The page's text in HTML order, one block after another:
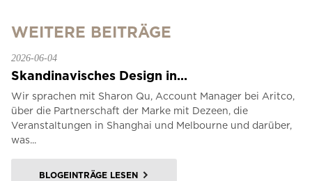
WEITERE BEITRÄGE
2026-06-04
Skandinavisches Design in...
Wir sprachen mit Sharon Qu, Account Manager bei Aritco,
über die Partnerschaft der Marke mit Dezeen, die
Veranstaltungen in Shanghai und Melbourne und darüber,
was...
BLOGEINTRÄGE LESEN